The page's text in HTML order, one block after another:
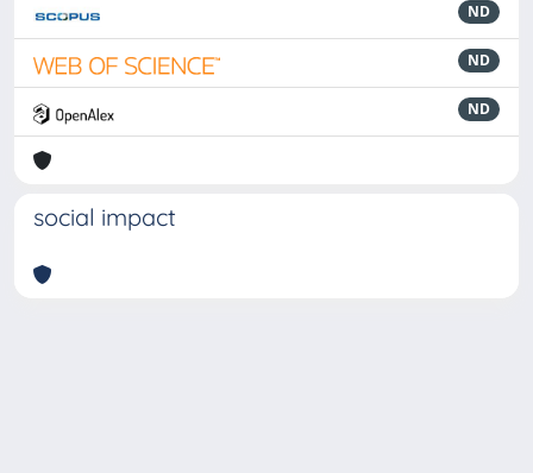
ND
ND
ND
social impact